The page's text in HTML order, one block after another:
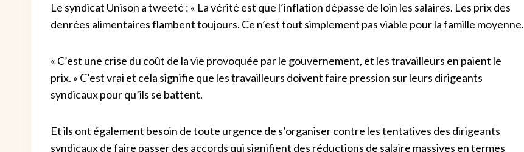
Le syndicat Unison a tweeté : « La vérité est que l’inflation dépasse de loin les salaires. Les prix des
denrées alimentaires flambent toujours. Ce n’est tout simplement pas viable pour la famille moyenne.
« C’est une crise du coût de la vie provoquée par le gouvernement, et les travailleurs en paient le
prix. » C’est vrai et cela signifie que les travailleurs doivent faire pression sur leurs dirigeants
syndicaux pour qu’ils se battent.
Et ils ont également besoin de toute urgence de s’organiser contre les tentatives des dirigeants
syndicaux de faire passer des accords qui signifient des réductions de salaire massives en termes